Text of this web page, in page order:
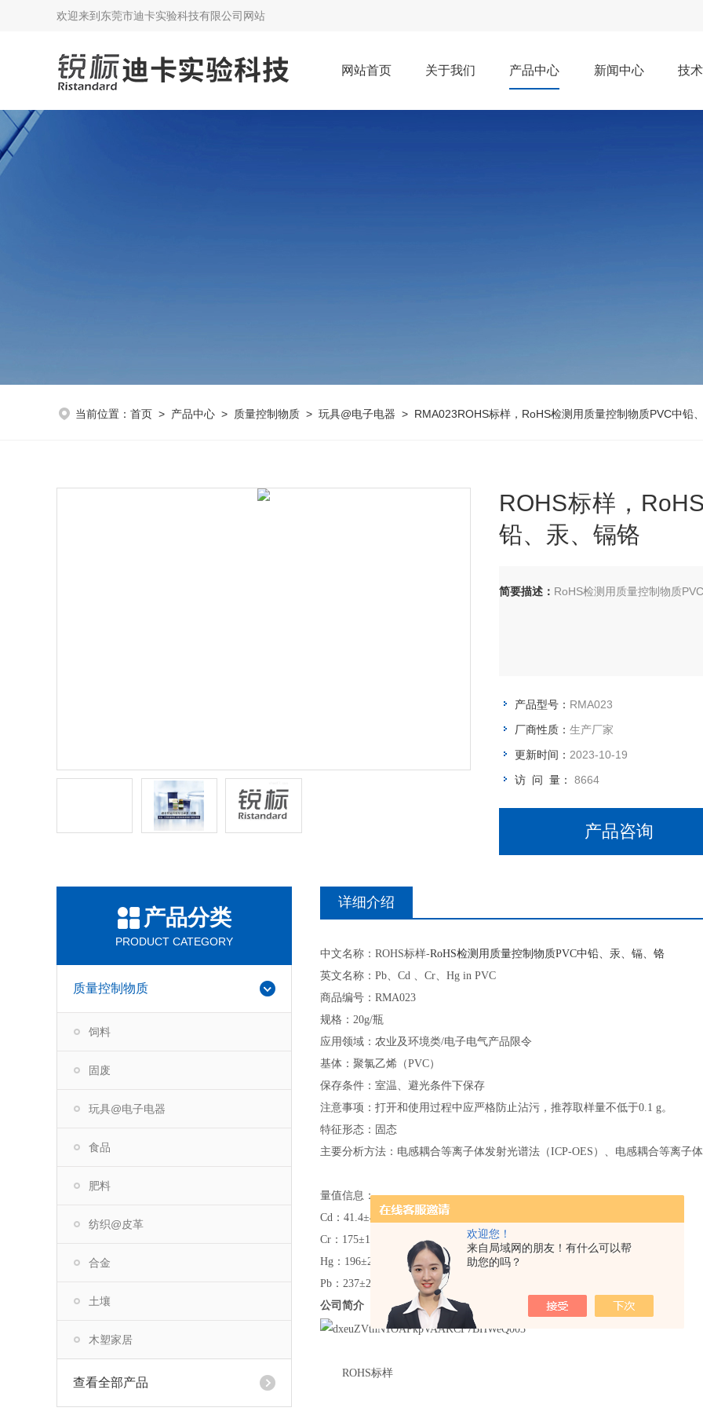
欢迎您！
来自局域网的朋友！有什么可以帮
助您的吗？
欢迎来到 东莞市迪卡实验科技有限公司网站
网站首页 关于我们 产品中心 新闻中心 技
当前位置： 首页 > 产品中心 > 质量控制物质 > 玩具@电子电器 > RMA023ROHS标样，RoHS检测用质量控制物质PVC中铅
ROHS标样，
铅、汞、镉铬
简要描述： RoHS检测用质量控制物质
产品型号： RMA023
厂商性质： 生产厂家
更新时间： 2023-10-19
访 问 量： 8664
产品咨询
产品分类
PRODUCT CATEGORY
质量控制物质
饲料
固废
玩具@电子电器
食品
肥料
纺织@皮革
合金
土壤
木塑家居
查看全部产品
详细介绍
中文名称： ROHS标样-RoHS检测用质量控制物质PVC中铅、汞、镉、铬
英文名称：Pb、Cd 、Cr、Hg in PVC
商品编号：RMA023
规格：20g/瓶
应用领域：农业及环境类/电子电气产品限令
基体：聚氯乙烯（PVC）
保存条件：室温、避光条件下保存
注意事项：打开和使用过程中应严格防止沾污，推荐取样量不低于0.1 g。
特征形态：固态
主要分析方法：电感耦合等离子体发射光谱法（ICP-OES）、电感耦合等离
量值信息：
Cd：41.4±4.1mg/kg
Cr：175±18mg/kg
Hg：196±20mg/kg
Pb：237±24mg/kg
公司简介
ROHS标样